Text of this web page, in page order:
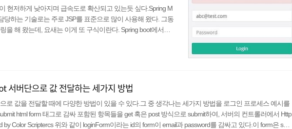
현저하게 낮아지며 급속도로 확산되고 있는듯 싶다.Spring M
하는 기술로는 주로 JSP를 표준으로 많이 사용해 왔다. 그동
을 해 왔는데, 요새는 이게 또 구식이란다. Spring boot에서는
좋은데 현재로서는 불가능한 것으로 알고 있다. (Spring boot
버단으로 값 전달하는 세가지 방법
로 값을 전달할 때에 다양한 방법이 있을 수 있다.그 중 생각나는 세가지 방법을 로그인 프로세스 예시를
html form 태그로 감싸 포함된 항목들을 get 혹은 post 방식으로 submit하여, 서버의 컨트롤러에서 Http
Color Scriptercs 위와 같이 loginForm이라는 id의 form이 email과 password를 감싸고 있다.이 form은 sub